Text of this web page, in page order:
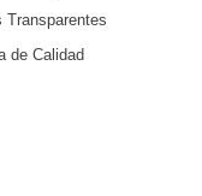
Transparentes
de Calidad